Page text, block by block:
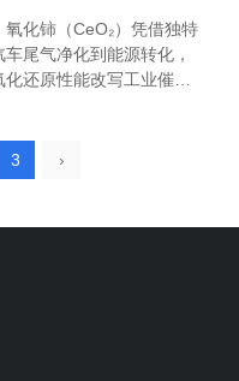
化铈（CeO₂）凭借独特
尾气净化到能源转化，
还原性能改写工业催化
3 ›